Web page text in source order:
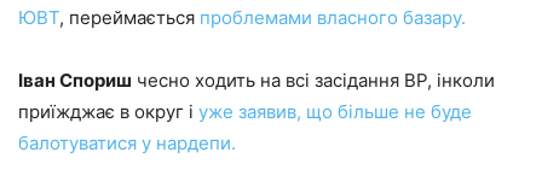
ЮВТ, переймається проблемами власного базару.
Іван Спориш чесно ходить на всі засідання ВР, інколи
приїжджає в округ і уже заявив, що більше не буде
балотуватися у нардепи.